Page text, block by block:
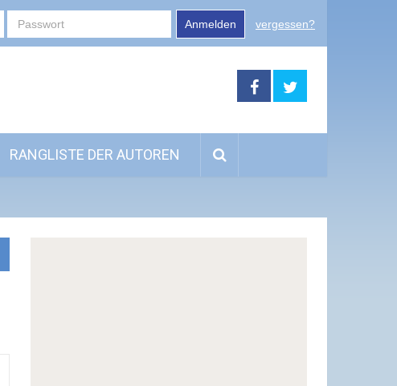
Anmelden vergessen?
RANGLISTE DER AUTOREN